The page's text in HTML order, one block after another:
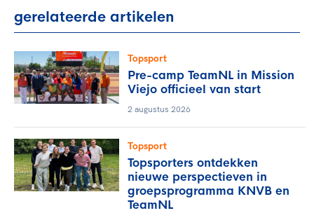
gerelateerde artikelen
Topsport
Pre-camp TeamNL in Mission
Viejo officieel van start
2 augustus 2026
Topsport
Topsporters ontdekken
nieuwe perspectieven in
groepsprogramma KNVB en
TeamNL